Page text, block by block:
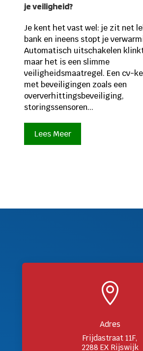
je veiligheid?
Je kent het vast wel: je zit net
bank en ineens stopt je
Automatisch uitschakelen
maar het is een slimme
veiligheidsmaatregel. Een cv-
met beveiligingen zoals een
oververhittingsbeveiliging,
storingssensoren...
Lees Meer

Adres
Frijdastraat 11F,
2288 EX Rijswijk